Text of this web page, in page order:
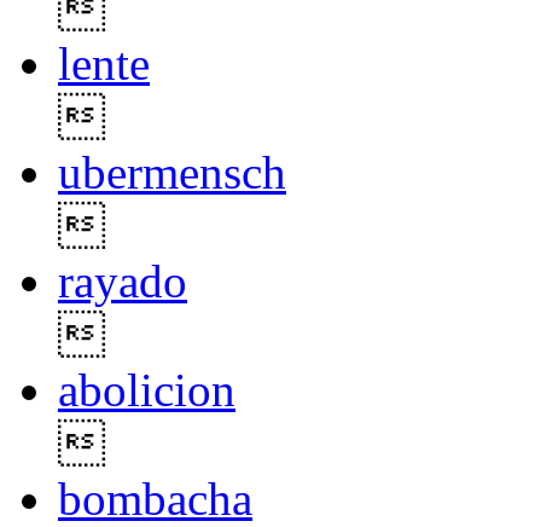
lente
ubermensch
rayado
abolicion
bombacha